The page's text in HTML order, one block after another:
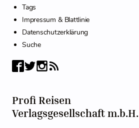
Tags
Impressum & Blattlinie
Datenschutzerklärung
Suche
Profi Reisen
Verlagsgesellschaft m.b.H.